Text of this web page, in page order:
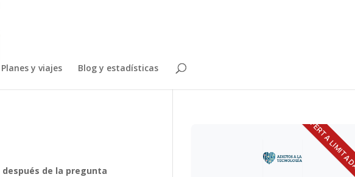
Planes y viajes Blog y estadísticas
después de la pregunta
OFERTA